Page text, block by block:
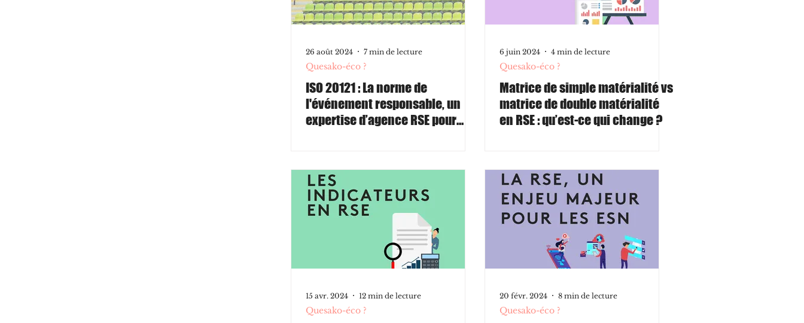
26 août 2024 7 min de lecture
Quesako-éco ?
ISO 20121 : La norme de
l'événement responsable, un
expertise d’agence RSE pour
6 juin 2024 4 min de lecture
Quesako-éco ?
Matrice de simple matérialité vs
matrice de double matérialité
en RSE : qu’est-ce qui change ?
15 avr. 2024 12 min de lecture
Quesako-éco ?
20 févr. 2024 8 min de lecture
Quesako-éco ?